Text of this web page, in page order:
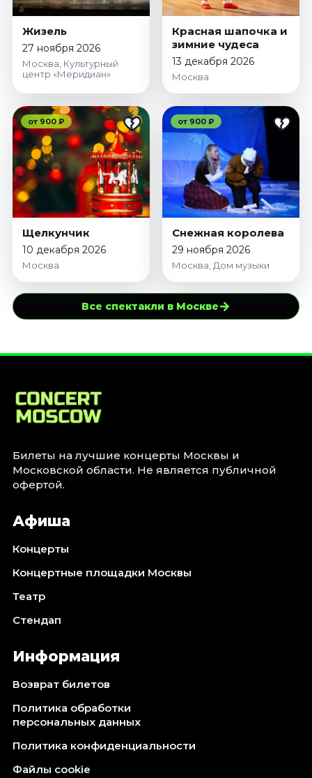
Жизель
27 ноября 2026
Москва, Культурный
центр «Меридиан»
Красная шапочка и
зимние чудеса
13 декабря 2026
Москва
от 900 ₽
Щелкунчик
10 декабря 2026
Москва
от 900 ₽
Снежная королева
29 ноября 2026
Москва, Дом музыки
Все спектакли в Москве→
Билеты на лучшие концерты Москвы и
Московской области. Не является публичной
офертой.
Афиша
Концерты
Концертные площадки Москвы
Театр
Стендап
Информация
Возврат билетов
Политика обработки
персональных данных
Политика конфиденциальности
Файлы cookie